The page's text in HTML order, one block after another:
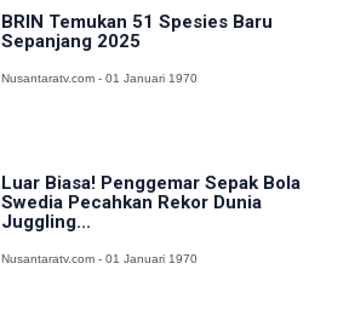
BRIN Temukan 51 Spesies Baru
Sepanjang 2025
Nusantaratv.com - 01 Januari 1970
Luar Biasa! Penggemar Sepak Bola
Swedia Pecahkan Rekor Dunia
Juggling...
Nusantaratv.com - 01 Januari 1970